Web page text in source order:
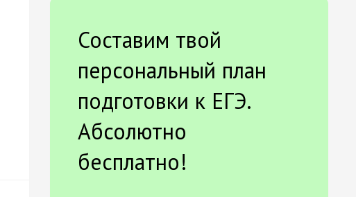
Составим твой
персональный план
подготовки к ЕГЭ.
Абсолютно
бесплатно!